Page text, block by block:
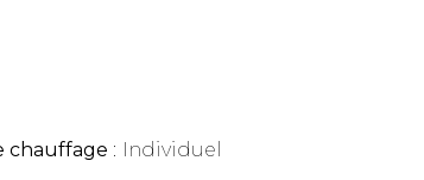
chauffage Individuel